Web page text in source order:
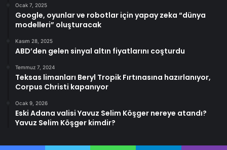
Ocak 7, 2025
Google, oyunlar ve robotlar için yapay zeka “dünya
modelleri” oluşturacak
Kasım 28, 2025
ABD’den gelen sinyal altın fiyatlarını coşturdu
Temmuz 7, 2024
Teksas limanları Beryl Tropik Fırtınasına hazırlanıyor,
Corpus Christi kapanıyor
Ocak 9, 2026
Eski Adana valisi Yavuz Selim Köşger nereye atandı?
Yavuz Selim Köşger kimdir?